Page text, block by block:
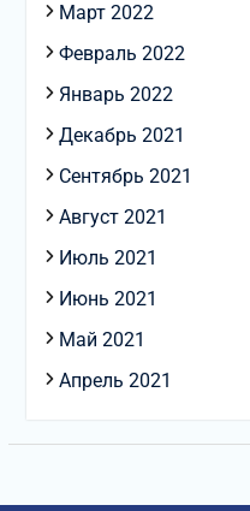
Март 2022
Февраль 2022
Январь 2022
Декабрь 2021
Сентябрь 2021
Август 2021
Июль 2021
Июнь 2021
Май 2021
Апрель 2021